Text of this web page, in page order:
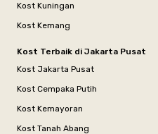
Kost Kuningan
Kost Kemang
Kost Terbaik di Jakarta Pusat
Kost Jakarta Pusat
Kost Cempaka Putih
Kost Kemayoran
Kost Tanah Abang